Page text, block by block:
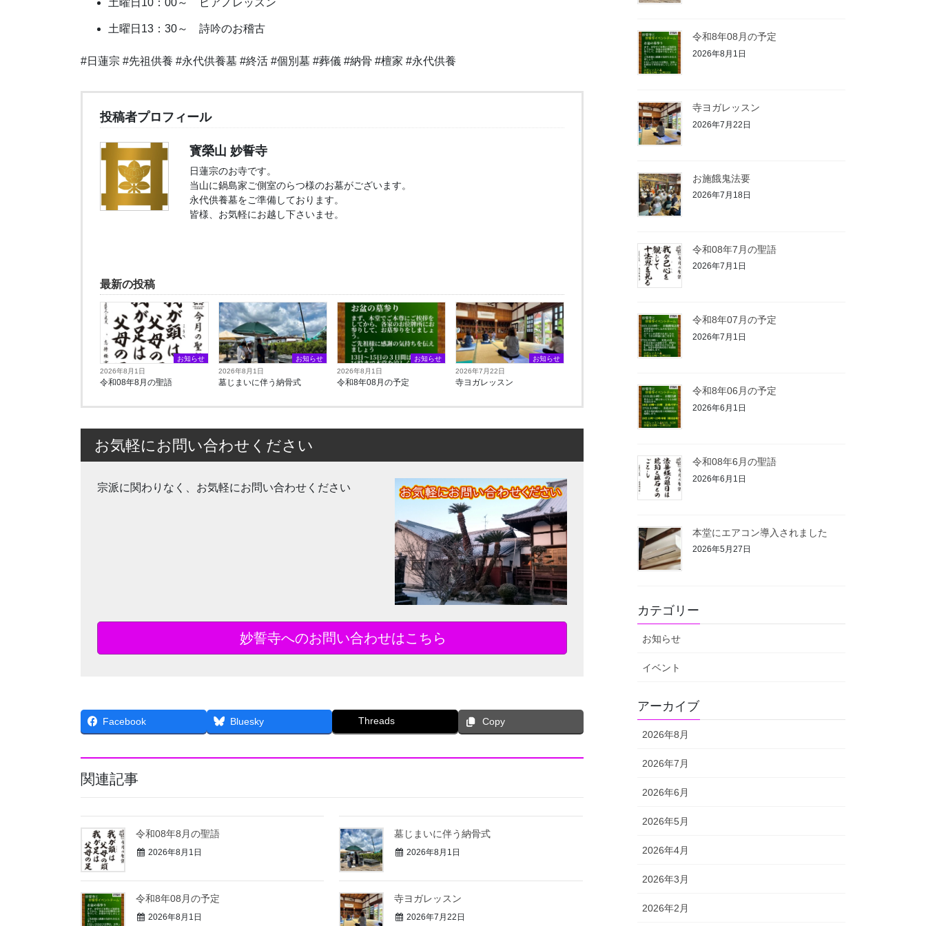
土曜日13：30～ 詩吟のお稽古
#日蓮宗 #先祖供養 #永代供養墓 #終活 #個別墓 #葬儀 #納骨 #檀家 #永代供養
投稿者プロフィール
寳榮山 妙誓寺
日蓮宗のお寺です。
当山に鍋島家ご側室のらつ様のお墓がございます。
永代供養墓をご準備しております。
皆様、お気軽にお越し下さいませ。
最新の投稿
お知らせ
2026年8月1日
令和08年8月の聖語
お知らせ
2026年8月1日
墓じまいに伴う納骨式⁡
お知らせ
2026年8月1日
令和8年08月の予定
お知らせ
2026年7月22日
寺ヨガレッスン
お気軽にお問い合わせください
宗派に関わりなく、お気軽にお問い合わせください
妙誓寺へのお問い合わせはこちら
Facebook Bluesky Threads Copy
関連記事
令和08年8月の聖語
2026年8月1日
墓じまいに伴う納骨式⁡
2026年8月1日
令和8年08月の予定
2026年8月1日
寺ヨガレッスン
2026年7月22日
令和8年08月の予定
2026年8月1日
寺ヨガレッスン
2026年7月22日
お施餓鬼法要⁡
2026年7月18日
令和08年7月の聖語
2026年7月1日
令和8年07月の予定
2026年7月1日
令和8年06月の予定
2026年6月1日
令和08年6月の聖語
2026年6月1日
本堂にエアコン導入されました
2026年5月27日
カテゴリー
お知らせ
イベント
アーカイブ
2026年8月
2026年7月
2026年6月
2026年5月
2026年4月
2026年3月
2026年2月